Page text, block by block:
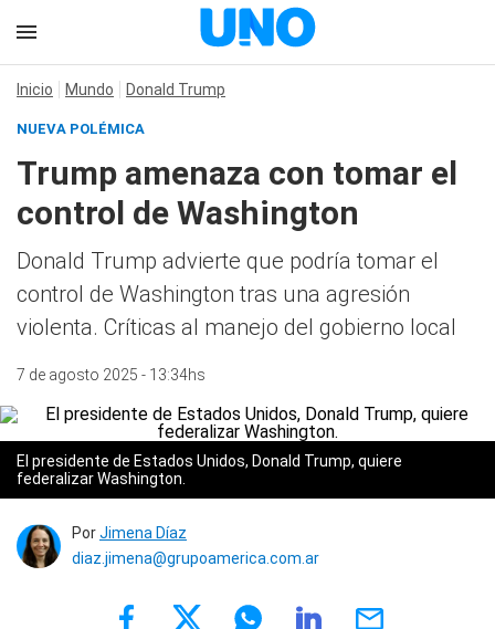
Inicio Mundo Donald Trump
NUEVA POLÉMICA
Trump amenaza con tomar el
control de Washington
Donald Trump advierte que podría tomar el
control de Washington tras una agresión
violenta. Críticas al manejo del gobierno local
7 de agosto 2025 - 13:34hs
El presidente de Estados Unidos, Donald Trump, quiere
federalizar Washington.
PorJimena Díaz
diaz.jimena@grupoamerica.com.ar